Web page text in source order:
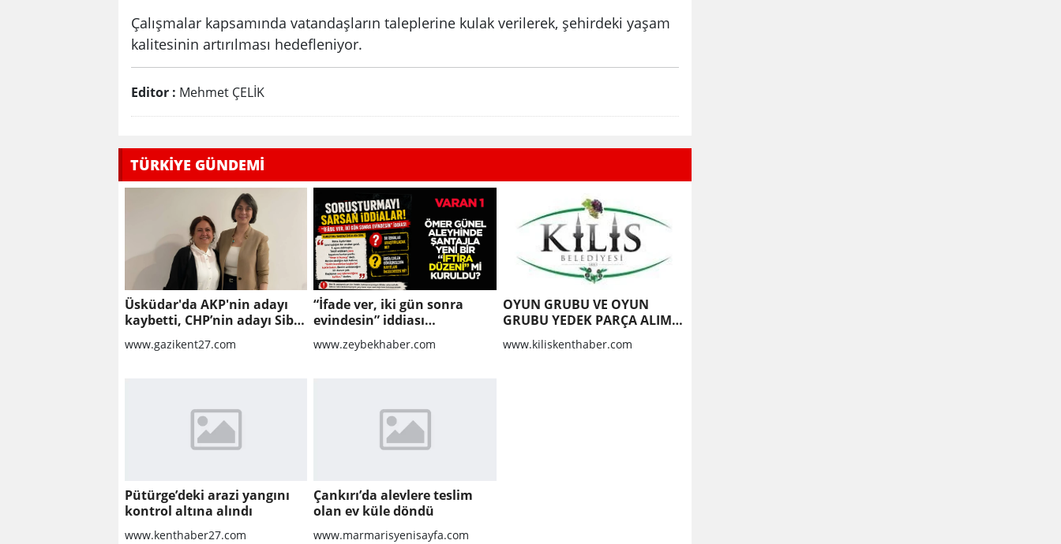
Çalışmalar kapsamında vatandaşların taleplerine kulak verilerek, şehirdeki yaşam
kalitesinin artırılması hedefleniyor.
Editor : Mehmet ÇELİK
TÜRKİYE GÜNDEMİ
Üsküdar'da AKP'nin adayı
kaybetti, CHP’nin adayı Sibel
Tan Çetinkaya Başkan Vekili
seçildi
www.gazikent27.com
“İfade ver, iki gün sonra
evindesin” iddiası
soruşturma dosyasını
sarsabilir
www.zeybekhaber.com
OYUN GRUBU VE OYUN
GRUBU YEDEK PARÇA ALIM
www.kiliskenthaber.com
Pütürge’deki arazi yangını
kontrol altına alındı
www.kenthaber27.com
Çankırı’da alevlere teslim
olan ev küle döndü
www.marmarisyenisayfa.com